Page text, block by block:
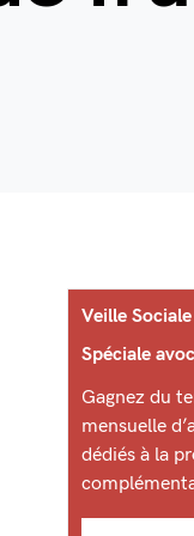
Veille
Spéciale
Gagnez du
mensuelle
dédiés à la